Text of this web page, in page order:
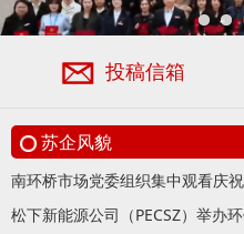
投稿信箱
苏企风貌
南环桥市场党委组织集中观看庆
松下新能源公司（PECSZ）举办